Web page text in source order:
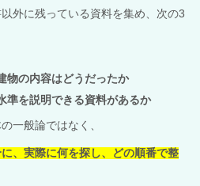
外に残っている資料を集め、次の3
物の内容はどうだったか
準を説明できる資料があるか
一般論ではなく、
、実際に何を探し、どの順番で整